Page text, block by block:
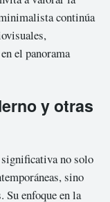
continúa
el panorama
y otras
no solo
sino
enfoque en la